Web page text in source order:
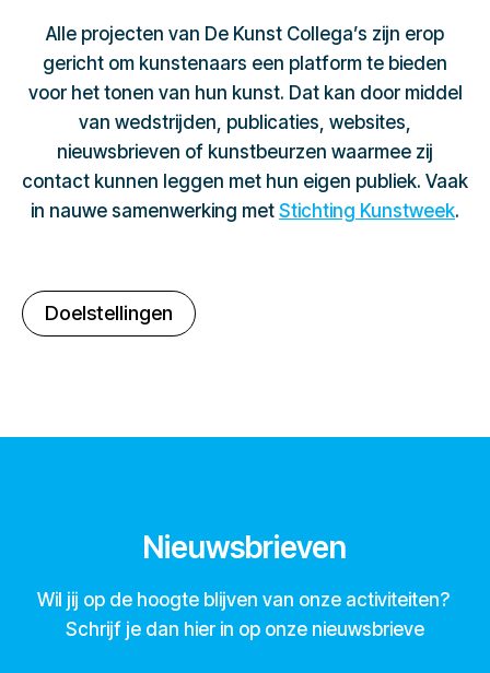
Alle projecten van De Kunst Collega’s zijn erop
gericht om kunstenaars een platform te bieden
voor het tonen van hun kunst. Dat kan door middel
van wedstrijden, publicaties, websites,
nieuwsbrieven of kunstbeurzen waarmee zij
contact kunnen leggen met hun eigen publiek. Vaak
in nauwe samenwerking met Stichting Kunstweek.
Doelstellingen
Nieuwsbrieven
Wil jij op de hoogte blijven van onze activiteiten?
Schrijf je dan hier in op onze nieuwsbrieve